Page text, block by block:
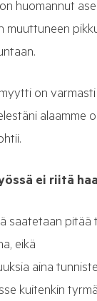
huomannut
on
alaamme
ei riitä
saatetaan pitää
eikä
aina
kuitenkin